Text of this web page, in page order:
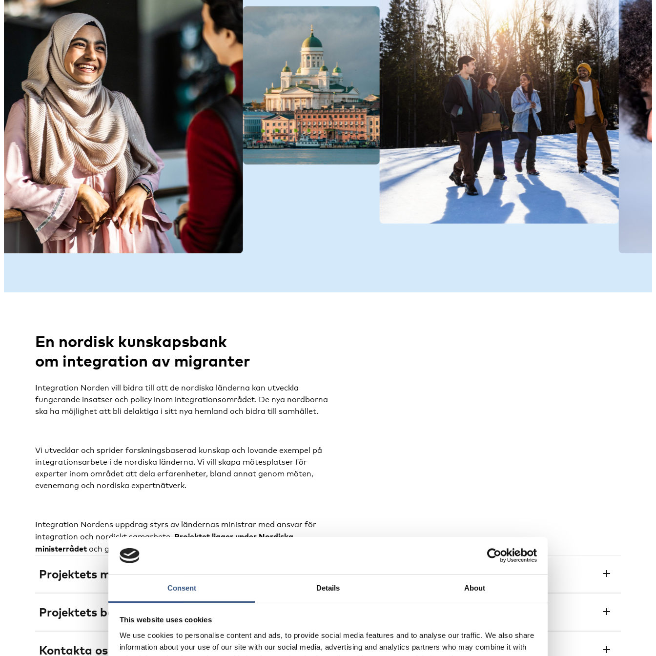
Consent Details About
This website uses cookies
We use cookies to personalise content and ads, to provide social media features and to analyse our traffic. We also share
information about your use of our site with our social media, advertising and analytics partners who may combine it with
En nordisk kunskapsbank
om integration av migranter
Integration Norden vill bidra till att de nordiska länderna kan utveckla
fungerande insatser och policy inom integrationsområdet. De nya nordborna
ska ha möjlighet att bli delaktiga i sitt nya hemland och bidra till samhället.
Vi utvecklar och sprider forskningsbaserad kunskap och lovande exempel på
integrationsarbete i de nordiska länderna. Vi vill skapa mötesplatser för
experter inom området att dela erfarenheter, bland annat genom möten,
evenemang och nordiska expertnätverk.
Integration Nordens uppdrag styrs av ländernas ministrar med ansvar för
integration och nordiskt samarbete. Projektet ligger under Nordiska
ministerrådet och genomförs av
Projektets mål och syften
Projektet fungerar som en kunskapsbank och ett nordiskt nav för utveckling och
erfarenhetsutbyte inom integrationsområdet. Vi tar upp integration kopplat till flera delar av
samhällslivet: arbetsmarknad, boende, sociala insatser och demografi. Vi presenterar
jämförelser mellan länderna, forskning om migrationens effekter och lärande exempel.
Dessutom samlar vi de senaste nyheterna inom nordisk och internationell migrationspolitik
Projektets bakgrund
Hösten 2016 fick Nordens välfärdscenter i uppdrag av Nordiska ministerrådet att ansvara för
Kontakta oss för support och nätverkande